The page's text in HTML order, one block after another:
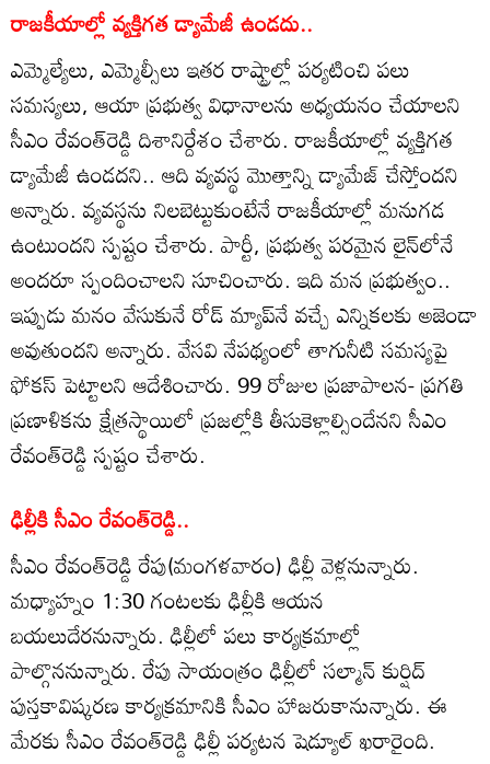
రాజకీయాల్లో వ్యక్తిగత డ్యామేజీ ఉండదు..
ఎమ్మెల్యేలు, ఎమ్మెల్సీలు ఇతర రాష్ట్రాల్లో పర్యటించి పలు
సమస్యలు, ఆయా ప్రభుత్వ విధానాలను అధ్యయనం చేయాలని
సీఎం రేవంత్‌రెడ్డి దిశానిర్దేశం చేశారు. రాజకీయాల్లో వ్యక్తిగత
డ్యామేజీ ఉండదని.. ఆది వ్యవస్థ మొత్తాన్ని డ్యామేజ్ చేస్తోందని
అన్నారు. వ్యవస్థను నిలబెట్టుకుంటేనే రాజకీయాల్లో మనుగడ
ఉంటుందని స్పష్టం చేశారు. పార్టీ, ప్రభుత్వ పరమైన లైన్‌లోనే
అందరూ స్పందించాలని సూచించారు. ఇది మన ప్రభుత్వం..
ఇప్పుడు మనం వేసుకునే రోడ్ మ్యాప్‌నే వచ్చే ఎన్నికలకు అజెండా
అవుతుందని అన్నారు. వేసవి నేపథ్యంలో తాగునీటి సమస్యపై
ఫోకస్ పెట్టాలని ఆదేశించారు. 99 రోజుల ప్రజాపాలన- ప్రగతి
ప్రణాళికను క్షేత్రస్థాయిలో ప్రజల్లోకి తీసుకెళ్లాల్సిందేనని సీఎం
రేవంత్‌రెడ్డి స్పష్టం చేశారు.
ఢిల్లీకి సీఎం రేవంత్‌రెడ్డి..
సీఎం రేవంత్‌రెడ్డి రేపు(మంగళవారం) ఢిల్లీ వెళ్లనున్నారు.
మధ్యాహ్నం 1:30 గంటలకు ఢిల్లీకి ఆయన
బయలుదేరనున్నారు. ఢిల్లీలో పలు కార్యక్రమాల్లో
పాల్గొననున్నారు. రేపు సాయంత్రం ఢిల్లీలో సల్మాన్ కుర్షిద్
పుస్తకావిష్కరణ కార్యక్రమానికి సీఎం హాజరుకానున్నారు. ఈ
మేరకు సీఎం రేవంత్‌రెడ్డి ఢిల్లీ పర్యటన షెడ్యూల్ ఖరారైంది.